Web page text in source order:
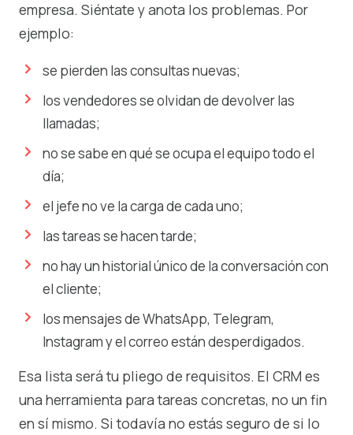
empresa. Siéntate y anota los problemas. Por
ejemplo:
se pierden las consultas nuevas;
los vendedores se olvidan de devolver las
llamadas;
no se sabe en qué se ocupa el equipo todo el
día;
el jefe no ve la carga de cada uno;
las tareas se hacen tarde;
no hay un historial único de la conversación con
el cliente;
los mensajes de WhatsApp, Telegram,
Instagram y el correo están desperdigados.
Esa lista será tu pliego de requisitos. El CRM es
una herramienta para tareas concretas, no un fin
en sí mismo. Si todavía no estás seguro de si lo